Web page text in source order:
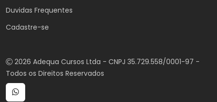
Duvidas Frequentes
Cadastre-se
2026 Adequa Cursos Ltda - CNPJ 35.729.558/0001-97 -
Todos os Direitos Reservados